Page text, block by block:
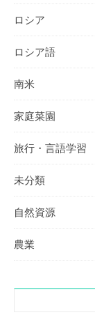
ロシア
ロシア語
南米
家庭菜園
旅行・言語学習
未分類
自然資源
農業